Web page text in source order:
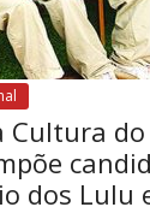
Cultura
dos Lulu